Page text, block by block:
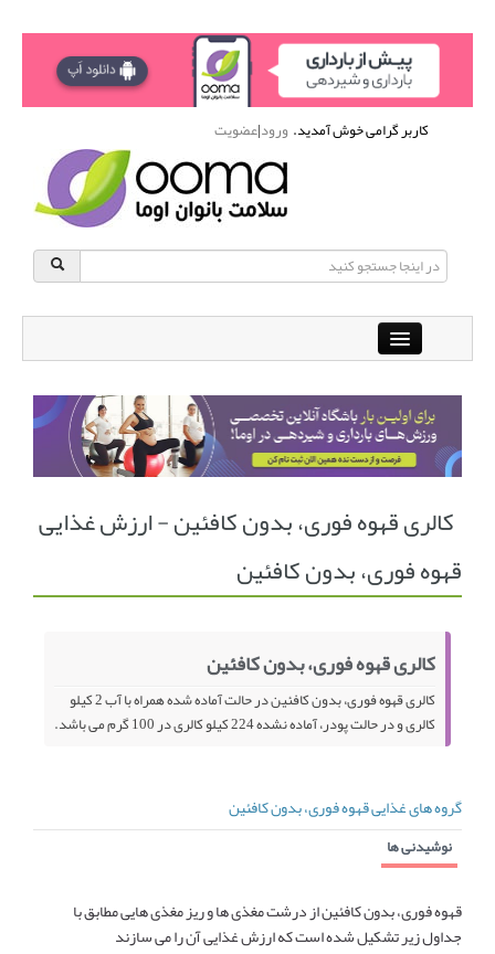
کاربر گرامی خوش آمدید.ورود|عضویت
باشگاه آنلاین ورزشی اوما
دانشنامه سلامت بانوان پرسش و پاسخ
انجمن متخصصین زنان و اوما انتخاب نام کودک
فهرست مواد غذایی اپلیکیشن بارداری و کودک اوما
کالری قهوه فوری، بدون کافئین - ارزش غذایی
قهوه فوری، بدون کافئین
کالری قهوه فوری، بدون کافئین
کالری قهوه فوری، بدون کافئین در حالت آماده شده همراه با آب 2 کیلو
کالری و در حالت پودر، آماده نشده 224 کیلو کالری در 100 گرم می باشد.
گروه های غذایی قهوه فوری، بدون کافئین
نوشیدنی ها
قهوه فوری، بدون کافئین از درشت مغذی ها و ریز مغذی هایی مطابق با
جداول زیر تشکیل شده است که ارزش غذایی آن را می سازند